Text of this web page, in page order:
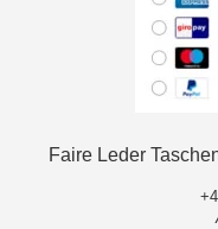
Faire Leder